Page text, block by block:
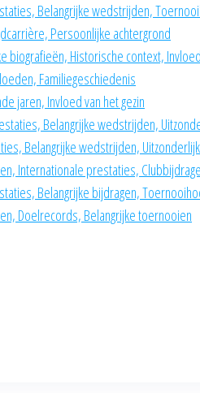
Belangrijke wedstrijden,
Persoonlijke achtergrond
biografieën, Historische context,
Familiegeschiedenis
jaren, Invloed van het gezin
Belangrijke wedstrijden,
Belangrijke wedstrijden,
Internationale prestaties,
Belangrijke bijdragen,
Doelrecords, Belangrijke toernooien